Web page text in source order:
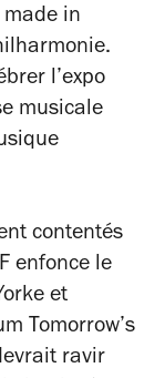
in
l’expo
musicale
contentés
enfonce le
et
Tomorrow’s
ravir